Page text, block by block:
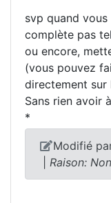
svp quand
complète pas
ou encore,
(vous pouvez
directement sur
Sans rien avoir
*
Modifié
Raison: